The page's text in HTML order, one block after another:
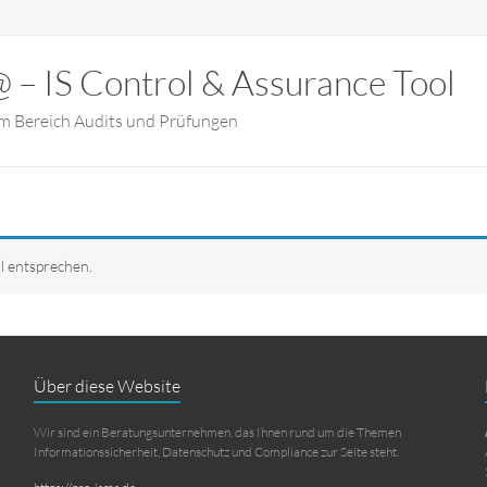
– IS Control & Assurance Tool
Bereich Audits und Prüfungen
Über diese Website
Wir sind ein Beratungsunternehmen, das Ihnen rund um die Themen
Informationssicherheit, Datenschutz und Compliance zur Seite steht.